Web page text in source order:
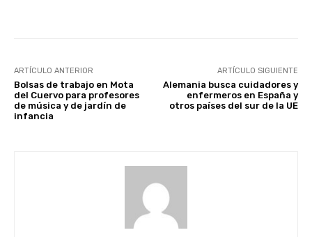
ARTÍCULO ANTERIOR
Bolsas de trabajo en Mota
del Cuervo para profesores
de música y de jardín de
infancia
ARTÍCULO SIGUIENTE
Alemania busca cuidadores y
enfermeros en España y
otros países del sur de la UE